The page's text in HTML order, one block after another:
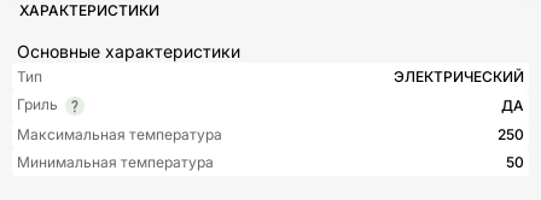
ХАРАКТЕРИСТИКИ
Основные характеристики
Тип
ЭЛЕКТРИЧЕСКИЙ
Гриль
ДА
Максимальная температура
250
Минимальная температура
50